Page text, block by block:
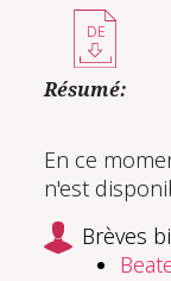
DE
Résumé:
En ce
n'est
Brèves